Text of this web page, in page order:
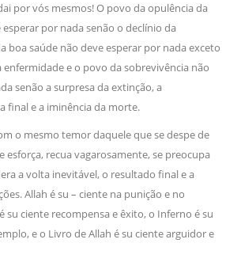
por vós mesmos! O povo da opulência da
por nada senão o declínio da
boa saúde não deve esperar por nada exceto
e o povo da sobrevivência não
senão a surpresa da extinção, a
final e a iminência da morte.
o mesmo temor daquele que se despe de
esforça, recua vagarosamente, se preocupa
a volta inevitável, o resultado final e a
Allah é su – ciente na punição e no
su ciente recompensa e êxito, o Inferno é su
e o Livro de Allah é su ciente arguidor e